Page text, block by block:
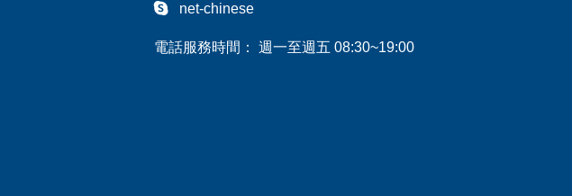
net-chinese
電話服務時間： 週一至週五 08:30~19:00